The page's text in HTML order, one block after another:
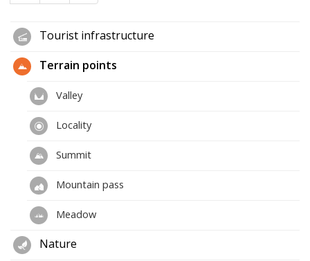
Tourist infrastructure
Terrain points
Valley
Locality
Summit
Mountain pass
Meadow
Nature